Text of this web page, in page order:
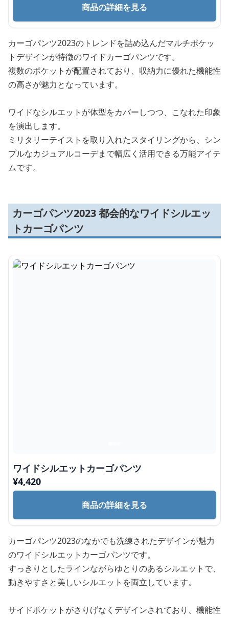
商品の詳細を見る
カーゴパンツ2023のトレンドを詰め込んだマルチポケッ
トデザインが特徴のワイドカーゴパンツです。
複数のポケットが配置されており、収納力に優れた機能性
の高さが魅力となっています。
ワイドなシルエットが体型をカバーしつつ、こなれた印象
を演出します。
ミリタリーテイストを取り入れたスタイリングから、シン
プルなカジュアルコーデまで幅広く活用できる万能アイテ
ムです。
カーゴパンツ2023 都会的なワイドシルエッ
トカーゴパンツ
ワイドシルエットカーゴパンツ
¥4,420
商品の詳細を見る
カーゴパンツ2023のなかでも洗練されたデザインが魅力
のワイドシルエットカーゴパンツです。
すっきりとしたラインながらゆとりのあるシルエットで、
動きやすさと美しいシルエットを両立しています。
サイドポケットがさりげなくデザインされており、機能性